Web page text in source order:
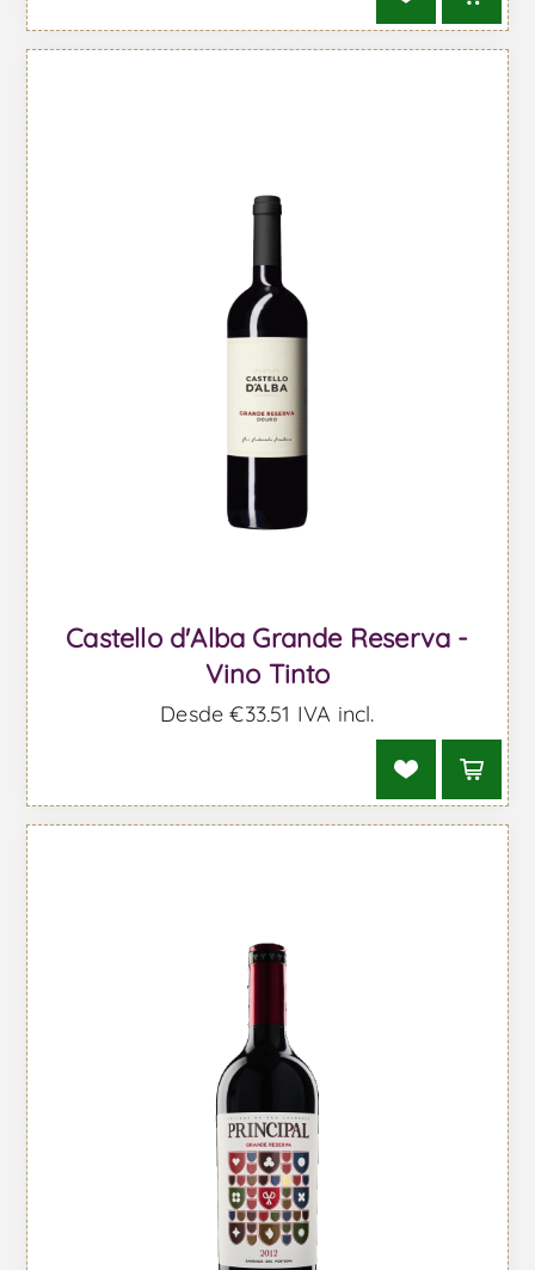
Castello d'Alba Grande Reserva -
Vino Tinto
Desde €33,51 IVA incl.